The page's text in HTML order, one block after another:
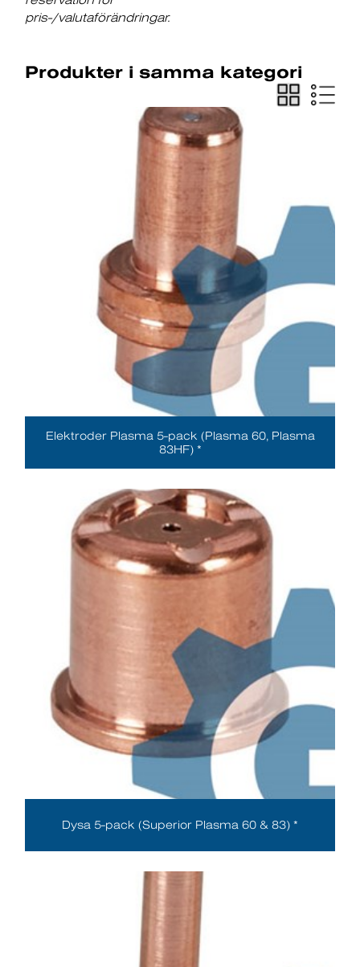
pris-/valutaförändringar.
Produkter i samma kategori
Elektroder Plasma 5-pack (Plasma 60, Plasma
83HF) *
Dysa 5-pack (Superior Plasma 60 & 83) *